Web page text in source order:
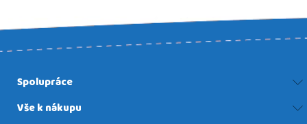
Spolupráce
Vše k nákupu